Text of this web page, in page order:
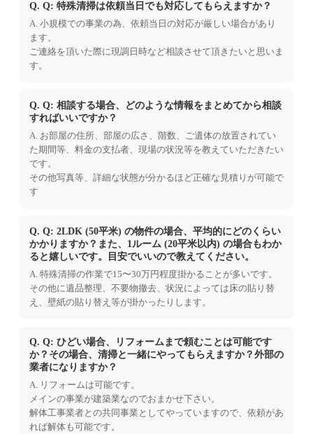
Q. Q: 特殊清掃は依頼当日でも対応してもらえますか？
A. 小規模での事業の為、依頼当日の対応が厳しい場合があり
ます。
ご連絡を頂いた際に現調日時など相談させて頂きたいと思いま
す。
Q. Q: 相談する場合、どのような情報をまとめてから相談
すればいいですか？
A. お部屋の住所、部屋の広さ、階数、ご遺体の放置されてい
た期間等、料金の支払者、現場の状況等を教えていただきたい
です。
その他写真等、詳細な状態が分かるほど正確な見積りが可能で
す
Q. Q: 2LDK (50平米) の物件の場合、平均的にどのくらい
かかりますか？また、1ルーム (20平米以内) の場合もわか
ると嬉しいです。目安でいいので教えてください。
A. 特殊清掃の作業で15〜30万円程度掛かることが多いです。
その他に遺品整理、不要物撤去、状況によっては床の貼り替
え、壁紙の貼り替え等が掛かったりします。
Q. Q: ひどい場合、リフォームまで頼むことは可能です
か？その場合、清掃と一緒にやってもらえますか？外部の
業者になりますか？
A. リフォームは可能です。
メインの事業が建築業なのでおまかせ下さい。
解体工事業者との共同事業としてやっていますので、依頼があ
れば解体も可能です。